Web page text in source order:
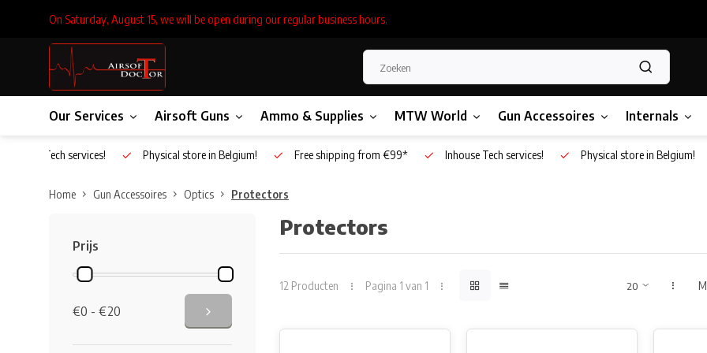
On Saturday, August 15, we will be open during our regular business hours.
Our Services Airsoft Guns Ammo & Supplies MTW World Gun Accessoires Internals
Inhouse Tech services! Physical store in Belgium! Free shipping from €99* Inhouse Tech services! Physical store in Belgium!
Home Gun Accessoires Optics Protectors
Prijs
€0 - €20
Protectors
12 Producten Pagina 1 van 1